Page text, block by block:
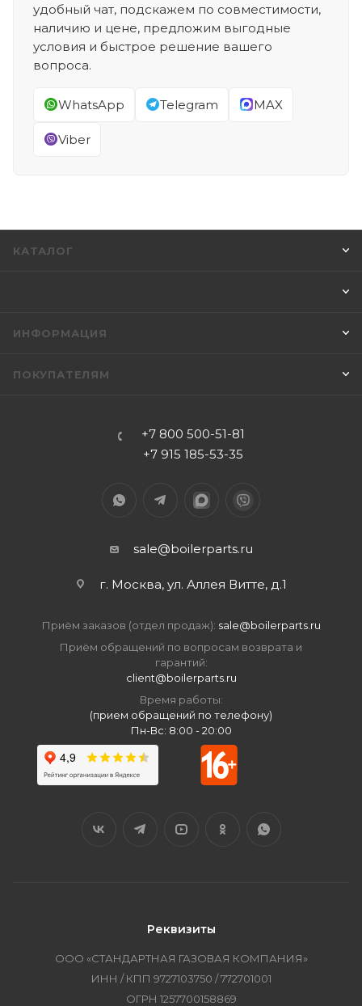
удобный чат, подскажем по совместимости,
наличию и цене, предложим выгодные
условия и быстрое решение вашего
вопроса.
WhatsApp Telegram MAX
Viber
КАТАЛОГ
ИНФОРМАЦИЯ
ПОКУПАТЕЛЯМ
+7 800 500-51-81
+7 915 185-53-35
sale@boilerparts.ru
г. Москва, ул. Аллея Витте, д.1
Приём заказов (отдел продаж): sale@boilerparts.ru
Приём обращений по вопросам возврата и
гарантий:
client@boilerparts.ru
Время работы:
(прием обращений по телефону)
Пн-Вс: 8:00 - 20:00
Реквизиты
ООО «СТАНДАРТНАЯ ГАЗОВАЯ КОМПАНИЯ»
ИНН / КПП 9727103750 / 772701001
ОГРН 1257700158869